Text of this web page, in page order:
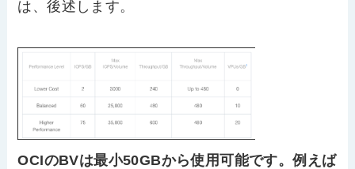
は、後述します。
OCIのBVは最小50GBから使用可能です。例えば